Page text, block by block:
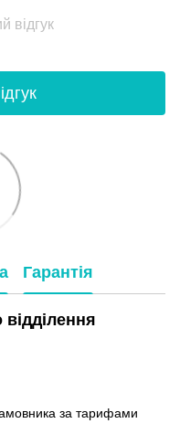
відгук
Гарантія
за тарифами